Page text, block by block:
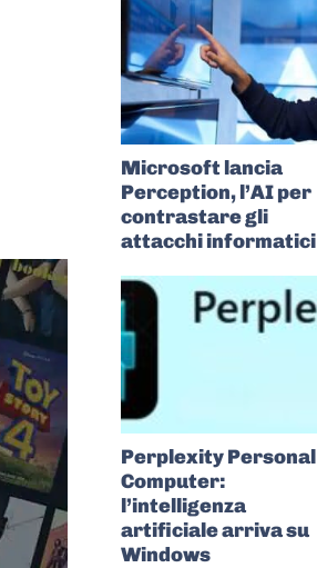
Microsoft lancia
Perception, l’AI per
contrastare gli
attacchi informatici
Perplexity Personal
Computer:
l’intelligenza
artificiale arriva su
Windows